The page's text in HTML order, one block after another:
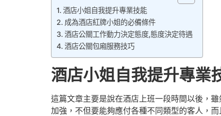
酒店小姐自我提升專業技能
成為酒店紅牌小姐的必備條件
酒店公關工作動力決定態度,態度決定待遇
酒店公關包廂服務技巧
酒店小姐自我提升專業
這篇文章主要是說在酒店上班一段時間以後，
加強，不但要能夠應付各種不同類型的客人，